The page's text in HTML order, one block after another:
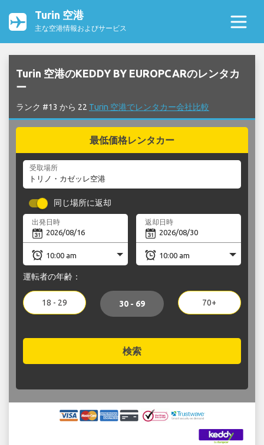
Turin 空港
主な空港情報およびサービス
Turin 空港のKEDDY BY EUROPCARのレンタカ
ー
ランク #13 から 22 Turin 空港でレンタカー会社比較
最低価格レンタカー
受取場所
同じ場所に返却
出発日時 返却日時
運転者の年齢：
18 - 29 30 - 69 70+
検索